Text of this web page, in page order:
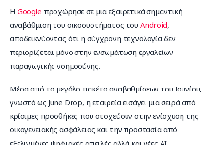
Η Google προχώρησε σε μια εξαιρετικά σημαντική
αναβάθμιση του οικοσυστήματος του Android,
αποδεικνύοντας ότι η σύγχρονη τεχνολογία δεν
περιορίζεται μόνο στην ενσωμάτωση εργαλείων
παραγωγικής νοημοσύνης.
Μέσα από το μεγάλο πακέτο αναβαθμίσεων του Ιουνίου,
γνωστό ως June Drop, η εταιρεία εισάγει μια σειρά από
κρίσιμες προσθήκες που στοχεύουν στην ενίσχυση της
οικογενειακής ασφάλειας και την προστασία από